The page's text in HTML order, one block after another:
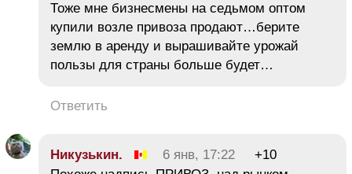
Тоже мне бизнесмены на седьмом оптом
купили возле привоза продают…берите
землю в аренду и вырашивайте урожай
пользы для страны больше будет…
Ответить
Никузькин. 6 янв, 17:22
+10